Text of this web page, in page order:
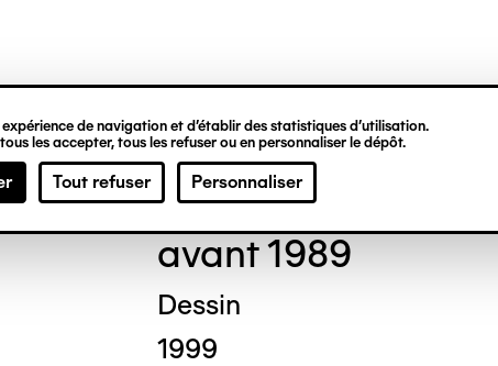
de navigation et d’établir des statistiques d’utilisation.
les accepter, tous les refuser ou en personnaliser le dépôt.
Tout refuser Personnaliser
Georgine HU
avant 1989
Dessin
1999